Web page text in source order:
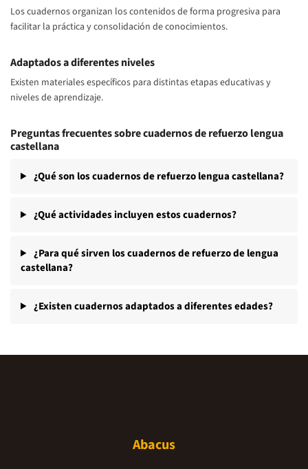
Los cuadernos organizan los contenidos de forma progresiva para
facilitar la práctica y consolidación de conocimientos.
Adaptados a diferentes niveles
Existen materiales específicos para distintas etapas educativas y
niveles de aprendizaje.
Preguntas frecuentes sobre cuadernos de refuerzo lengua
castellana
¿Qué son los cuadernos de refuerzo lengua castellana?
¿Qué actividades incluyen estos cuadernos?
¿Para qué sirven los cuadernos de refuerzo de lengua
castellana?
¿Existen cuadernos adaptados a diferentes edades?
Abacus